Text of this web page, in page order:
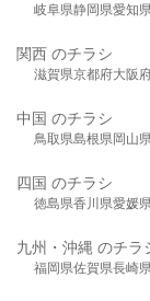
岐阜県静岡県愛知
関西 のチラシ
滋賀県京都府大阪
中国 のチラシ
鳥取県島根県岡山
四国 のチラシ
徳島県香川県愛媛
九州・沖縄 のチラ
福岡県佐賀県長崎